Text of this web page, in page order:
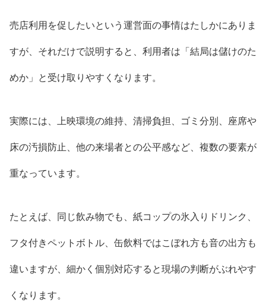
売店利用を促したいという運営面の事情はたしかにありま
すが、それだけで説明すると、利用者は「結局は儲けのた
めか」と受け取りやすくなります。
実際には、上映環境の維持、清掃負担、ゴミ分別、座席や
床の汚損防止、他の来場者との公平感など、複数の要素が
重なっています。
たとえば、同じ飲み物でも、紙コップの氷入りドリンク、
フタ付きペットボトル、缶飲料ではこぼれ方も音の出方も
違いますが、細かく個別対応すると現場の判断がぶれやす
くなります。